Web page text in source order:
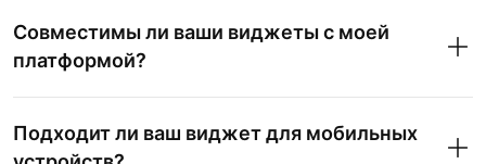
Совместимы ли ваши виджеты с моей
платформой?
Подходит ли ваш виджет для мобильных